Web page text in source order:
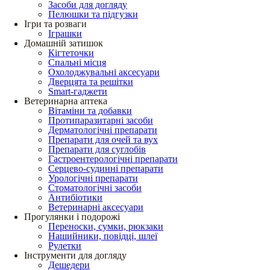
Засоби для догляду
Пелюшки та підгузки
Ігри та розваги
Іграшки
Домашній затишок
Кігтеточки
Спальні місця
Охолоджувальні аксесуари
Дверцята та решітки
Smart-гаджети
Ветеринарна аптека
Вітаміни та добавки
Протипаразитарні засоби
Дерматологічні препарати
Препарати для очей та вух
Препарати для суглобів
Гастроентерологічні препарати
Серцево-судинні препарати
Урологічні препарати
Стоматологічні засоби
Антибіотики
Ветеринарні аксесуари
Прогулянки і подорожі
Переноски, сумки, рюкзаки
Нашийники, повідці, шлеї
Рулетки
Інструменти для догляду
Дешедери